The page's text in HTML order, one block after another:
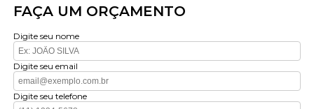
FAÇA UM ORÇAMENTO
Digite seu nome
Digite seu email
Digite seu telefone